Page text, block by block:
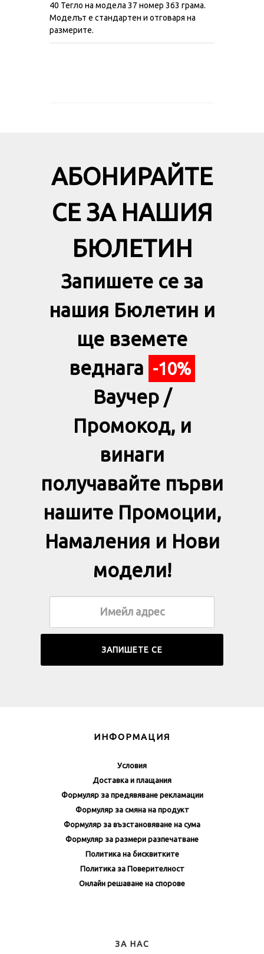
40 Тегло на модела 37 номер 363 грама.
Моделът е стандартен и отговаря на
размерите.
АБОНИРАЙТЕ
СЕ ЗА НАШИЯ
БЮЛЕТИН
Запишете се за
нашия Бюлетин и
ще вземете
веднага -10%
Ваучер /
Промокод, и
винаги
получавайте първи
нашите Промоции,
Намаления и Нови
модели!
ИНФОРМАЦИЯ
Условия
Доставка и плащания
Формуляр за предявяване рекламации
Формуляр за смяна на продукт
Формуляр за възстановяване на сума
Формуляр за размери разпечатване
Политика на бисквитките
Политика за Поверителност
Онлайн решаване на спорове
ЗА НАС